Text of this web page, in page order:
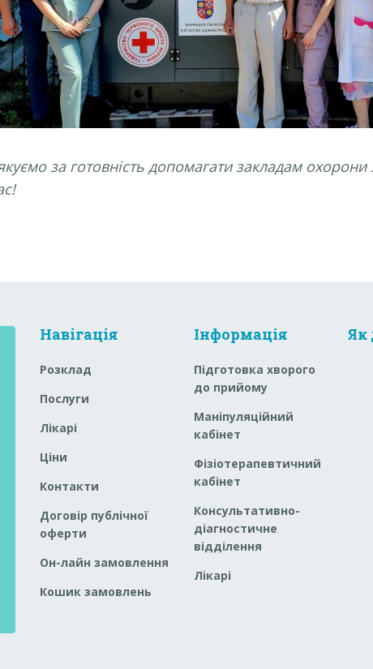
за готовність допомагати закладам охорони
Навігація
Розклад
Послуги
Лікарі
Ціни
Контакти
Договір публічної
оферти
Он-лайн замовлення
Кошик замовлень
Інформація
Підготовка хворого
до прийому
Маніпуляційний
кабінет
Фізіотерапевтичний
кабінет
Консультативно-
діагностичне
відділення
Лікарі
Як